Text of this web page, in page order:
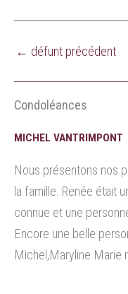
← défunt précédent
Condoléances
MICHEL VANTRIMPONT
Nous présentons nos
la famille. Renée était
connue et une
Encore une belle
Michel,Maryline Marie